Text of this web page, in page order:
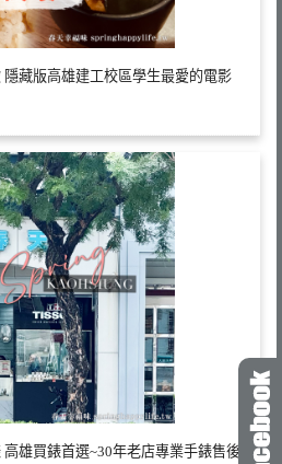
隱藏版高雄建工校區學生最愛的電影
高雄買錶首選~30年老店專業手錶售後